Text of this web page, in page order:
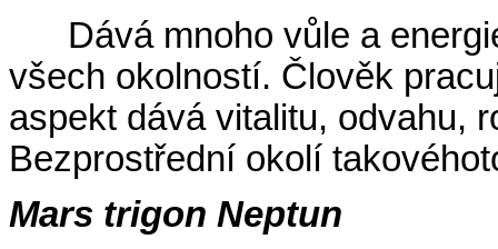
Dává mnoho vůle a
všech okolností. Člověk
aspekt dává vitalitu, odvahu,
Bezprostřední okolí
Mars trigon Neptun